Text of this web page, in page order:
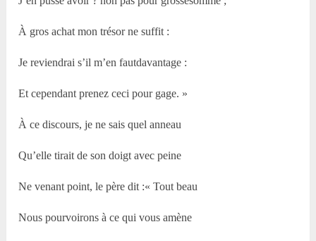
À gros achat mon trésor ne suffit :
Je reviendrai s’il m’en fautdavantage :
Et cependant prenez ceci pour gage. »
À ce discours, je ne sais quel anneau
Qu’elle tirait de son doigt avec peine
Ne venant point, le père dit :« Tout beau
Nous pourvoirons à ce qui vous amène